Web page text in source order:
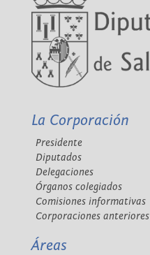
La Corporación
Presidente
Diputados
Delegaciones
Órganos colegiados
Comisiones informativas
Corporaciones anteriores
Áreas